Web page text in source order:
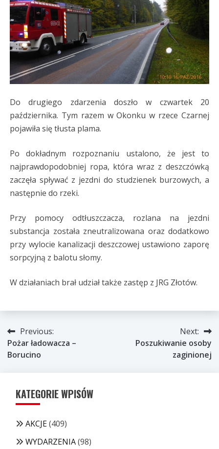
Do drugiego zdarzenia doszło w czwartek 20
października. Tym razem w Okonku w rzece Czarnej
pojawiła się tłusta plama.
Po dokładnym rozpoznaniu ustalono, że jest to
najprawdopodobniej ropa, która wraz z deszczówką
zaczęła spływać z jezdni do studzienek burzowych, a
następnie do rzeki.
Przy pomocy odtłuszczacza, rozlana na jezdni
substancja została zneutralizowana oraz dodatkowo
przy wylocie kanalizacji deszczowej ustawiono zaporę
sorpcyjną z balotu słomy.
W działaniach brał udział także zastęp z JRG Złotów.
Nawigacja
wpisu
Previous:
Pożar ładowacza –
Borucino
Next:
Poszukiwanie osoby
zaginionej
KATEGORIE WPISÓW
AKCJE(409)
WYDARZENIA(98)